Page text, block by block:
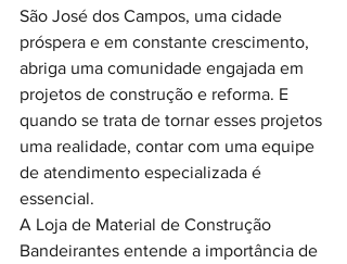
São José dos Campos, uma cidade
próspera e em constante crescimento,
abriga uma comunidade engajada em
projetos de construção e reforma. E
quando se trata de tornar esses projetos
uma realidade, contar com uma equipe
de atendimento especializada é
essencial.
A Loja de Material de Construção
Bandeirantes entende a importância de